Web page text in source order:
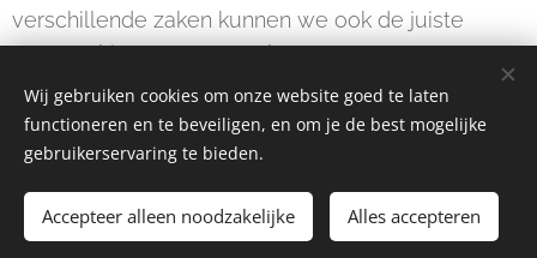
verschillende zaken kunnen we ook de juiste
mensen hiervoor aanspreken.
Cookies
Wij gebruiken cookies om onze website goed te laten
functioneren en te beveiligen, en om je de best mogelijke
gebruikerservaring te bieden.
Accepteer alleen noodzakelijke Alles accepteren